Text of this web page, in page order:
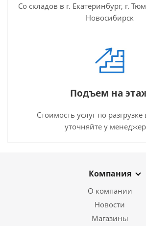
Со складов в г. Екатеринбург, г.
Новосибирск
Подъем на
Стоимость услуг по
уточняйте у
Компания
О компании
Новости
Магазины